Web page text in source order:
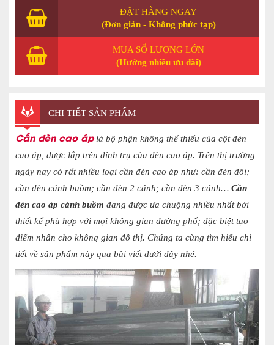
ĐẶT HÀNG NGAY
(Đơn giản - Không phức tạp)
MUA SỐ LƯỢNG LỚN
(Hưởng nhiều ưu đãi)
CHI TIẾT SẢN PHẨM
Cần đèn cao áplà bộ phận không thể thiếu của cột đèn
cao áp, được lắp trên đỉnh trụ của đèn cao áp. Trên thị trường
ngày nay có rất nhiều loại cần đèn cao áp như: cần đèn đôi;
cần đèn cánh buồm; cần đèn 2 cánh; cần đèn 3 cánh… Cần
đèn cao áp cánh buồm đang được ưa chuộng nhiều nhất bởi
thiết kế phù hợp với mọi không gian đường phố; đặc biệt tạo
điểm nhấn cho không gian đô thị. Chúng ta cùng tìm hiểu chi
tiết về sản phẩm này qua bài viết dưới đây nhé.